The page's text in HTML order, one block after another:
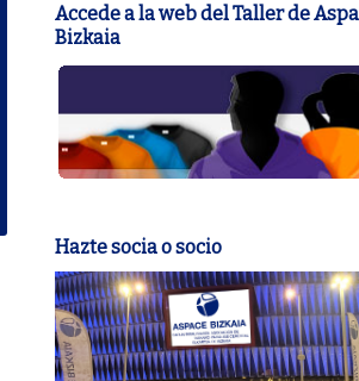
Accede a la web del Taller de
Bizkaia
Hazte socia o socio